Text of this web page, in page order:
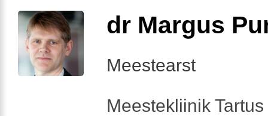
dr Margus
Meestearst
Meestekliinik